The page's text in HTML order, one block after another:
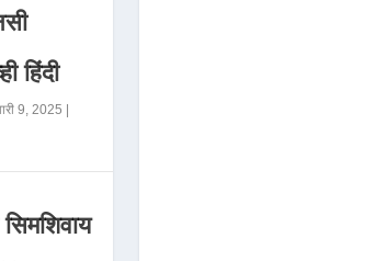
हिंदी
9, 2025